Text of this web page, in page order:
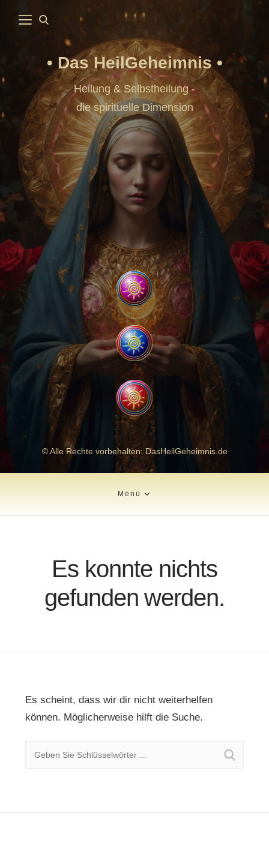
Das HeilGeheimnis
Heilung & Selbstheilung -
die spirituelle Dimension
© Alle Rechte vorbehalten: DasHeilGeheimnis.de
Menü
Es konnte nichts
gefunden werden.
Es scheint, dass wir dir nicht weiterhelfen
können. Möglicherweise hilft die Suche.